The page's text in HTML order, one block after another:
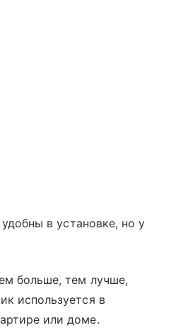
в установке, но у
больше, тем лучше,
используется в
или доме.